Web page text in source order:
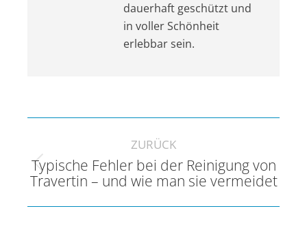
dauerhaft geschützt und
in voller Schönheit
erlebbar sein.
ZURÜCK
Vorheriger
Beitrag:
Typische Fehler bei der Reinigung von
Travertin – und wie man sie vermeidet